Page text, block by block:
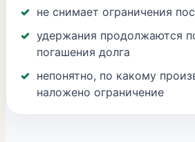
не снимает ограничения
удержания продолжаются
погашения долга
непонятно, по какому
наложено ограничение